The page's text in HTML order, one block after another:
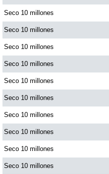
Seco 10 millones
Seco 10 millones
Seco 10 millones
Seco 10 millones
Seco 10 millones
Seco 10 millones
Seco 10 millones
Seco 10 millones
Seco 10 millones
Seco 10 millones